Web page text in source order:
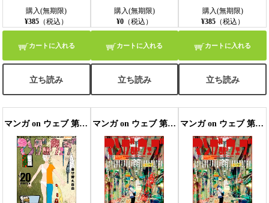
購入(無期限)
¥385 （税込）
カートに入れる
立ち読み
購入(無期限)
¥0（税込）
カートに入れる
立ち読み
購入(無期限)
¥385（税込）
カートに入れる
立ち読み
マンガ on ウェブ 第20号 マンガ on ウェブ 第21号 無料お試し版 マンガ on ウェブ 第21号